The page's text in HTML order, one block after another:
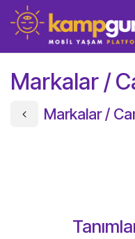
İçereği Atla
Markalar /
Markalar /